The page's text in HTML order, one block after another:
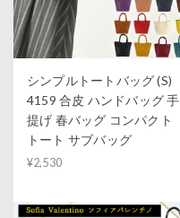
シンプルトートバッグ (S)
4159 合皮 ハンドバッグ 手
提げ 春バッグ コンパクト
トート サブバッグ
¥2,530